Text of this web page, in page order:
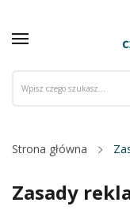
Strona główna
Zasady